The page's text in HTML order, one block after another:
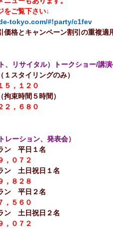
をご覧下さい↓
tokyo.com/#!party/c1fev
格とキャンペーン割引の重複適
、リサイタル）トークショー/講
スタイリングのみ）
５，１２０
拘束時間５時間）
２，６８０
レーション、発表会）
プラン 平日１名
，０７２
ラン 土日祝日１名
，８２８
プラン 平日２名
，５６０
ラン 土日祝日２名
，０７２